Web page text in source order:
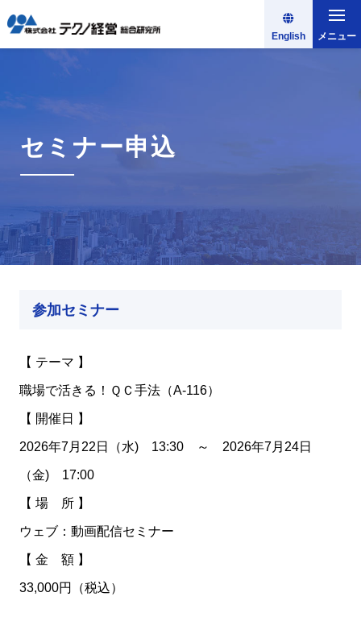
English メニュー
セミナー申込
参加セミナー
【 テーマ 】
職場で活きる！ＱＣ手法（A-116）
【 開催日 】
2026年7月22日（水) 13:30 ～ 2026年7月24日
（金) 17:00
【 場 所 】
ウェブ：動画配信セミナー
【 金 額 】
33,000円（税込）